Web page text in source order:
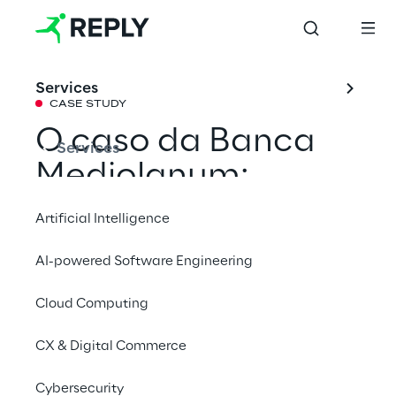
Services
Services
Artificial Intelligence
AI-powered Software Engineering
Cloud Computing
CX & Digital Commerce
Cybersecurity
CASE STUDY
O caso da Banca
Mediolanum:
Laboratório de
Data Analytics e
Mecanismo de
Recomendação